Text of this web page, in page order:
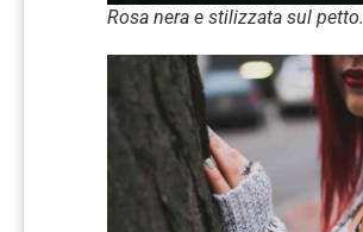
Rosa nera e stilizzata sul petto.